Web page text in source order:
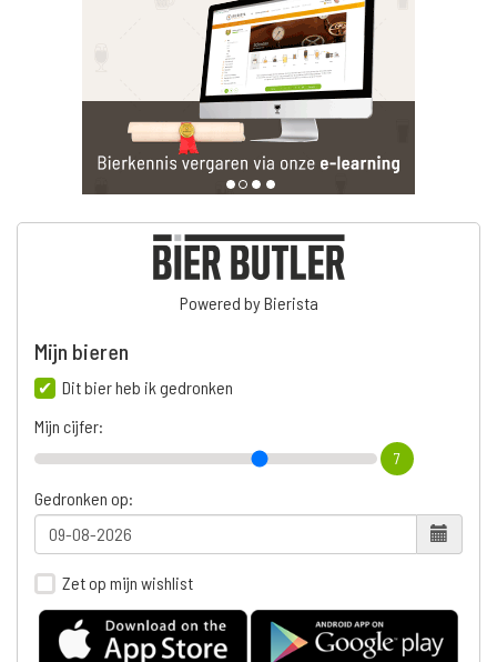
Powered by Bierista
Mijn bieren
Dit bier heb ik gedronken
Mijn cijfer:
7
Gedronken op:
Zet op mijn wishlist